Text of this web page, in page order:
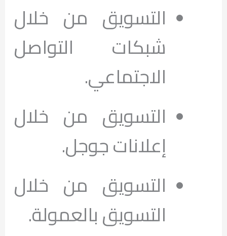
التسويق من خلال
شبكات التواصل
الاجتماعي.
التسويق من خلال
إعلانات جوجل.
التسويق من خلال
التسويق بالعمولة.